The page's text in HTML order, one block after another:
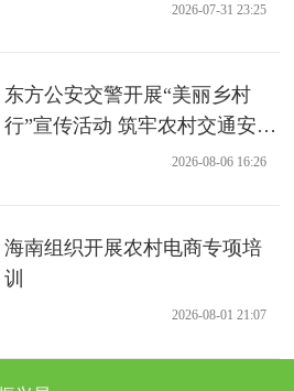
2026-07-31 23:25
东方公安交警开展“美丽乡村
行”宣传活动 筑牢农村交通安全
2026-08-06 16:26
海南组织开展农村电商专项培
训
2026-08-01 21:07